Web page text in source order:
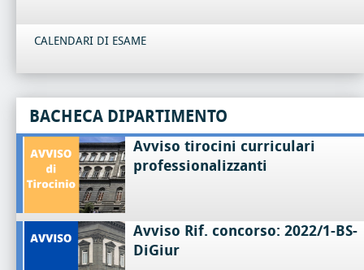
CALENDARI DI ESAME
BACHECA DIPARTIMENTO
Avviso tirocini curriculari
professionalizzanti
Avviso Rif. concorso: 2022/1-BS-
DiGiur